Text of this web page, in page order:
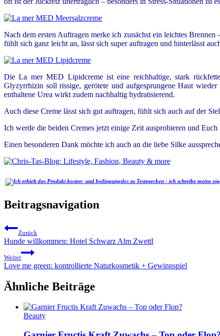
Nach dem ersten Auftragen merke ich zunächst ein leichtes
fühlt sich ganz leicht an, lässt sich super auftragen und hinterlässt
DieLa mer MED Lipidcremeist eine reichhaltige, stark
Glyzyrrhizin soll rissige, gerötete und aufgesprungene Haut
enthaltene Urea wirkt zudem nachhaltig hydratisierend.
Auch diese Creme lässt sich gut auftragen, fühlt sich auch auf der
Ich werde die beiden Cremes jetzt einige Zeit ausprobieren und
Einen besonderen Dank möchte ich auch an die liebe Silke
Beitragsnavigation
Zurück
Hunde willkommen: Hotel Schwarz Alm Zwettl
Weiter
Love me green: kontrollierte Naturkosmetik + Gewinnspiel
Ähnliche Beiträge
Beauty